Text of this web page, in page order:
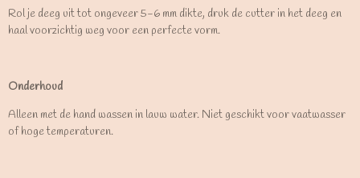
Rol je deeg uit tot ongeveer 5-6 mm dikte, druk de cutter in het deeg en
haal voorzichtig weg voor een perfecte vorm.
Onderhoud
Alleen met de hand wassen in lauw water. Niet geschikt voor vaatwasser
of hoge temperaturen.